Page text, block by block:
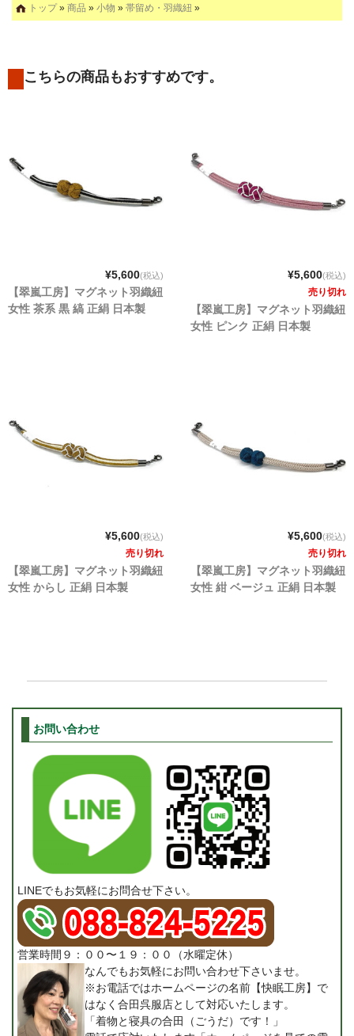
トップ» 商品 » 小物 » 帯留め・羽織紐 »
こちらの商品もおすすめです。
¥5,600(税込)
【翠嵐工房】マグネット羽織紐
女性 茶系 黒 縞 正絹 日本製
¥5,600(税込)
売り切れ
【翠嵐工房】マグネット羽織紐
女性 ピンク 正絹 日本製
¥5,600(税込)
売り切れ
【翠嵐工房】マグネット羽織紐
女性 からし 正絹 日本製
¥5,600(税込)
売り切れ
【翠嵐工房】マグネット羽織紐
女性 紺 ベージュ 正絹 日本製
お問い合わせ
LINEでもお気軽にお問合せ下さい。
営業時間９：００〜１９：００（水曜定休）
なんでもお気軽にお問い合わせ下さいませ。
※お電話ではホームページの名前【快眠工房】で
はなく合田呉服店として対応いたします。
「着物と寝具の合田（ごうだ）です！」